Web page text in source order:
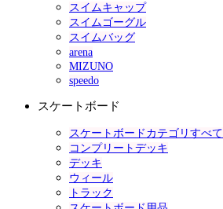
スイムキャップ
スイムゴーグル
スイムバッグ
arena
MIZUNO
speedo
スケートボード
スケートボードカテゴリすべて
コンプリートデッキ
デッキ
ウィール
トラック